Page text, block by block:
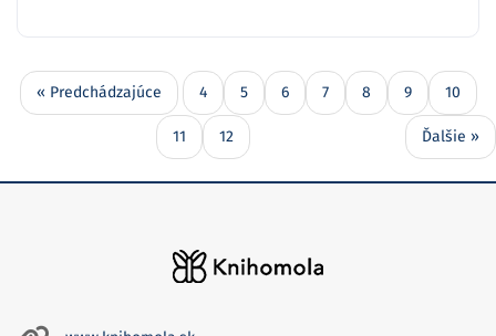
« Predchádzajúce 4 5 6 7 8 9 10
11 12 Ďalšie »